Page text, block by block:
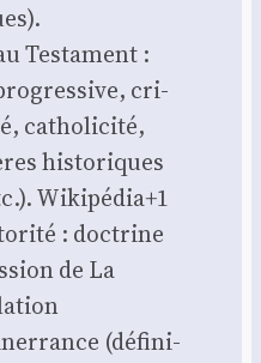
Tes­ta­ment :
cri­
catho­li­ci­té,
his­to­riques
Wikipédia+1
: doc­trine
de La
(défi­ni­